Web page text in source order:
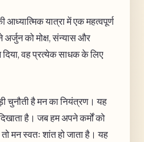
आध्यात्मिक यात्रा में एक महत्वपूर्ण
को मोक्ष, संन्यास और
दिया, वह प्रत्येक साधक के लिए
चुनौती है मन का नियंत्रण। यह
है। जब हम अपने कर्मों को
मन स्वतः शांत हो जाता है। यह